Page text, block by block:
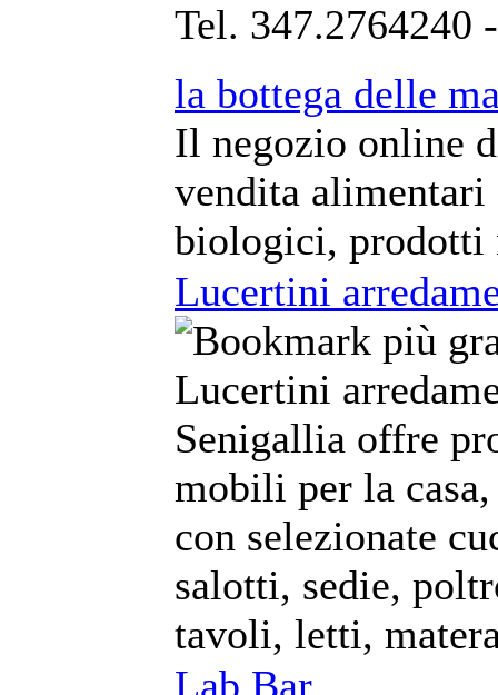
Tel. 347.2764240
la bottega delle
Il negozio online
vendita
biologici, prodotti
Lucertini
Lucertini
Senigallia offre
mobili per la
con selezionate
salotti, sedie,
tavoli, letti,
Lab Bar